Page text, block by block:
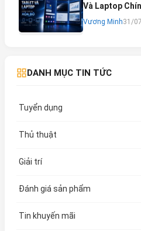
Và Laptop
Vương Minh31/
DANH MỤC TIN TỨC
Tuyển dụng
Thủ thuật
Giải trí
Đánh giá sản phẩm
Tin khuyến mãi